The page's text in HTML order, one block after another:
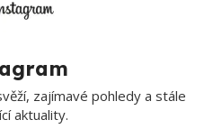
zajímavé pohledy a stále
aktuality.